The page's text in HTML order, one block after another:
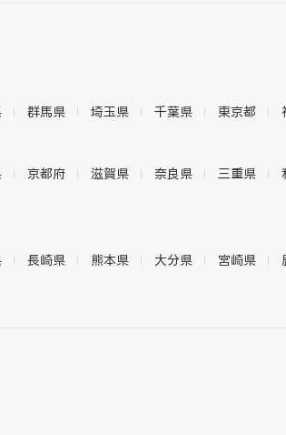
群馬県 埼玉県 千葉県 東京都
京都府 滋賀県 奈良県 三重県
長崎県 熊本県 大分県 宮崎県